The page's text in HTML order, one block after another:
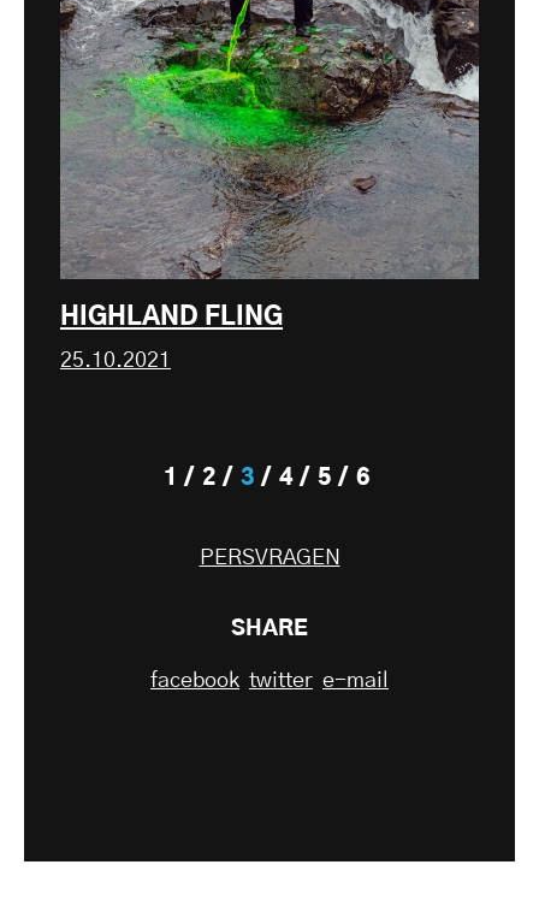
HIGHLAND FLING
25.10.2021
1 2 3 4 5 6
PERSVRAGEN
SHARE
facebook twitter e-mail